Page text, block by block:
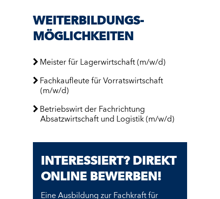
WEITER­BILDUNGS­
MÖGLICH­KEITEN
Meister für Lagerwirtschaft (m/w/d)
Fachkaufleute für Vorratswirtschaft
(m/w/d)
Betriebswirt der Fachrichtung
Absatzwirtschaft und Logistik (m/w/d)
INTERESSIERT? DIREKT
ONLINE BEWERBEN!
Eine Ausbildung zur Fachkraft für